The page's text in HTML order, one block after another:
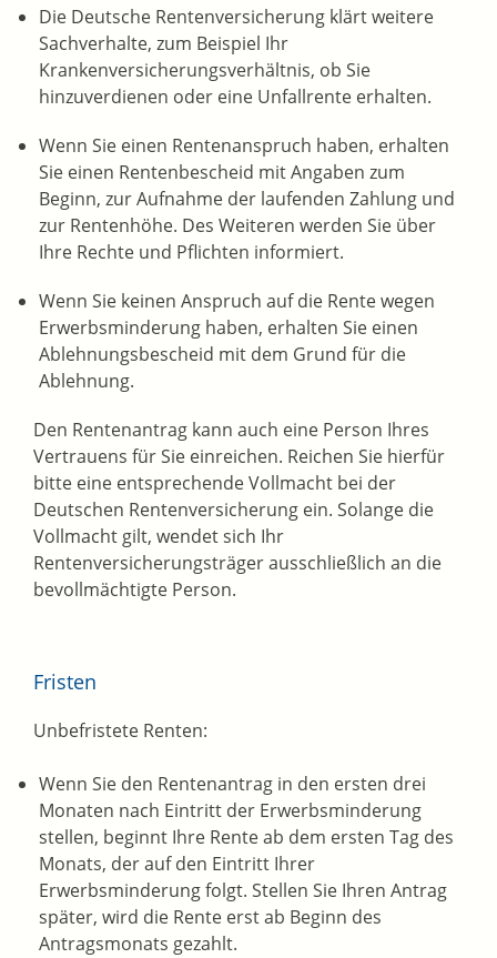
Die Deutsche Rentenversicherung klärt weitere
Sachverhalte, zum Beispiel Ihr
Krankenversicherungsverhältnis, ob Sie
hinzuverdienen oder eine Unfallrente erhalten.
Wenn Sie einen Rentenanspruch haben, erhalten
Sie einen Rentenbescheid mit Angaben zum
Beginn, zur Aufnahme der laufenden Zahlung und
zur Rentenhöhe. Des Weiteren werden Sie über
Ihre Rechte und Pflichten informiert.
Wenn Sie keinen Anspruch auf die Rente wegen
Erwerbsminderung haben, erhalten Sie einen
Ablehnungsbescheid mit dem Grund für die
Ablehnung.
Den Rentenantrag kann auch eine Person Ihres
Vertrauens für Sie einreichen. Reichen Sie hierfür
bitte eine entsprechende Vollmacht bei der
Deutschen Rentenversicherung ein. Solange die
Vollmacht gilt, wendet sich Ihr
Rentenversicherungsträger ausschließlich an die
bevollmächtigte Person.
Fristen
Unbefristete Renten:
Wenn Sie den Rentenantrag in den ersten drei
Monaten nach Eintritt der Erwerbsminderung
stellen, beginnt Ihre Rente ab dem ersten Tag des
Monats, der auf den Eintritt Ihrer
Erwerbsminderung folgt. Stellen Sie Ihren Antrag
später, wird die Rente erst ab Beginn des
Antragsmonats gezahlt.